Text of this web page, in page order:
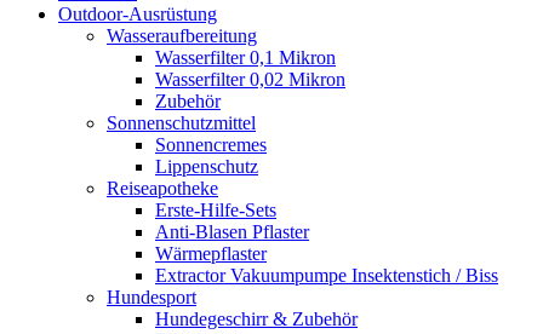
Outdoor-Ausrüstung
Wasseraufbereitung
Wasserfilter 0,1 Mikron
Wasserfilter 0,02 Mikron
Zubehör
Sonnenschutzmittel
Sonnencremes
Lippenschutz
Reiseapotheke
Erste-Hilfe-Sets
Anti-Blasen Pflaster
Wärmepflaster
Extractor Vakuumpumpe Insektenstich / Biss
Hundesport
Hundegeschirr & Zubehör